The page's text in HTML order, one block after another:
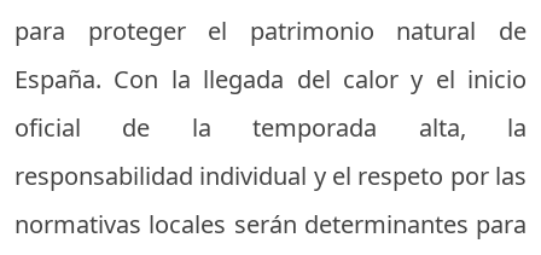
para proteger el patrimonio natural de
España. Con la llegada del calor y el inicio
oficial de la temporada alta, la
responsabilidad individual y el respeto por las
normativas locales serán determinantes para